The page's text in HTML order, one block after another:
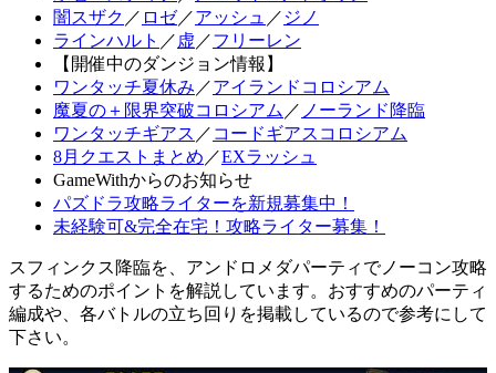
闇スザク ／ ロゼ／アッシュ ／ ジノ
ラインハルト ／ 虚 ／フリーレン
【開催中のダンジョン情報】
ワンタッチ夏休み ／アイランドコロシアム
魔夏の＋限界突破コロシアム ／ ノーランド降臨
ワンタッチギアス ／ コードギアスコロシアム
8月クエストまとめ ／EXラッシュ
GameWithからのお知らせ
パズドラ攻略ライターを新規募集中！
未経験可&完全在宅！攻略ライター募集！
スフィンクス降臨を、アンドロメダパーティでノーコン攻略
するためのポイントを解説しています。おすすめのパーティ
編成や、各バトルの立ち回りを掲載しているので参考にして
下さい。